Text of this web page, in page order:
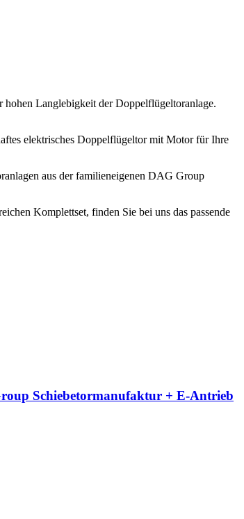
Langlebigkeit der Doppelflügeltoranlage.
elektrisches Doppelflügeltor mit Motor für Ihre
aus der familieneigenen DAG Group
Komplettset, finden Sie bei uns das passende
Schiebetormanufaktur + E-Antrieb